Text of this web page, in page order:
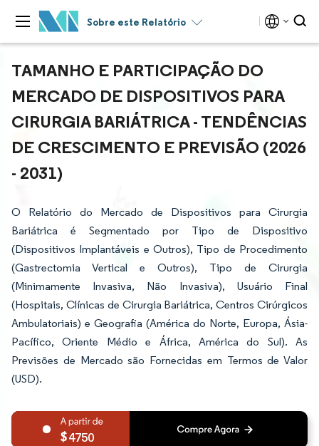
Sobre este Relatório
TAMANHO E PARTICIPAÇÃO DO
MERCADO DE DISPOSITIVOS PARA
CIRURGIA BARIÁTRICA - TENDÊNCIAS
DE CRESCIMENTO E PREVISÃO (2026
- 2031)
O Relatório do Mercado de Dispositivos para Cirurgia
Bariátrica é Segmentado por Tipo de Dispositivo
(Dispositivos Implantáveis e Outros), Tipo de Procedimento
(Gastrectomia Vertical e Outros), Tipo de Cirurgia
(Minimamente Invasiva, Não Invasiva), Usuário Final
(Hospitais, Clínicas de Cirurgia Bariátrica, Centros Cirúrgicos
Ambulatoriais) e Geografia (América do Norte, Europa, Ásia-
Pacífico, Oriente Médio e África, América do Sul). As
Previsões de Mercado são Fornecidas em Termos de Valor
(USD).
4750